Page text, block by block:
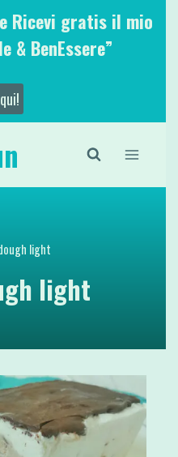
Ricevi gratis il mio
& BenEssere”
light
light